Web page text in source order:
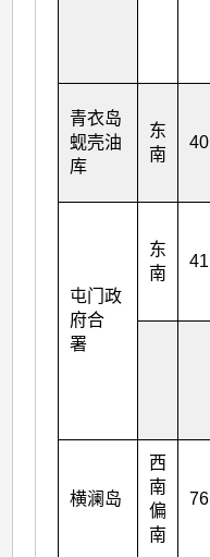
青衣岛
蚬壳油
库
东
南
40
屯门政
府合
署
东
南
41
横澜岛
西
南
偏
南
76